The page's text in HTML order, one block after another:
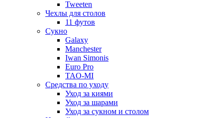
Tweeten
Чехлы для столов
11 футов
Сукно
Galaxy
Manchester
Iwan Simonis
Euro Pro
TAO-MI
Средства по уходу
Уход за киями
Уход за шарами
Уход за сукном и столом